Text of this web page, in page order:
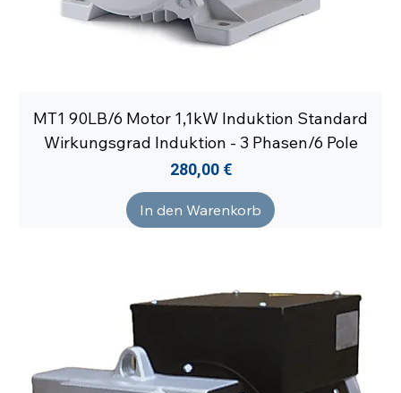
MT1 90LB/6 Motor 1,1kW Induktion Standard
Wirkungsgrad Induktion - 3 Phasen/6 Pole
Preis
280,00 €
In den Warenkorb